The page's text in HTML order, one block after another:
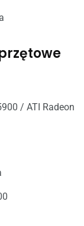
/ ATI Radeon